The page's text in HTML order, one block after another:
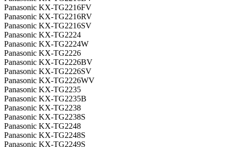
Panasonic KX-TG2216FV
Panasonic KX-TG2216RV
Panasonic KX-TG2216SV
Panasonic KX-TG2224
Panasonic KX-TG2224W
Panasonic KX-TG2226
Panasonic KX-TG2226BV
Panasonic KX-TG2226SV
Panasonic KX-TG2226WV
Panasonic KX-TG2235
Panasonic KX-TG2235B
Panasonic KX-TG2238
Panasonic KX-TG2238S
Panasonic KX-TG2248
Panasonic KX-TG2248S
Panasonic KX-TG2249S